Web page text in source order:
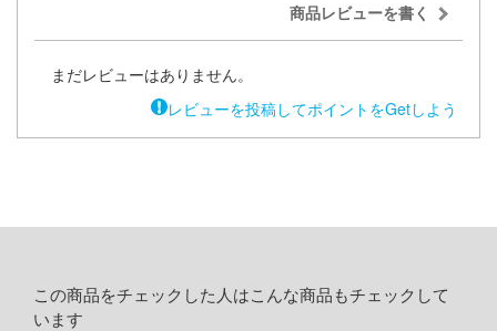
商品レビューを書く
まだレビューはありません。
レビューを投稿してポイントをGetしよう
この商品をチェックした人はこんな商品もチェックして
います
ィーハニー
パトレイバー